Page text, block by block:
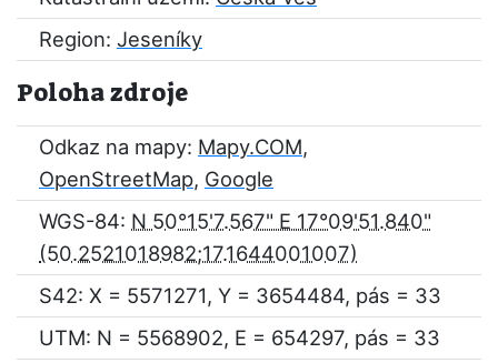
Region: Jeseníky
Poloha zdroje
Odkaz na mapy: Mapy.COM,
OpenStreetMap, Google
WGS-84: N 50°15'7.567" E 17°09'51.840"
S42: X = 5571271, Y = 3654484, pás = 33
UTM: N = 5568902, E = 654297, pás = 33